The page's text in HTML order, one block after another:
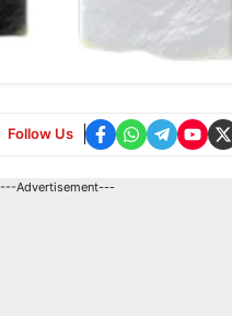
Follow Us
---Advertisement---